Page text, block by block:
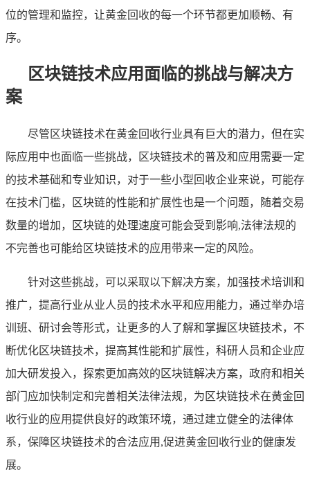
位的管理和监控，让黄金回收的每一个环节都更加顺畅、有
序。
区块链技术应用面临的挑战与解决方
案
尽管区块链技术在黄金回收行业具有巨大的潜力，但在实
际应用中也面临一些挑战，区块链技术的普及和应用需要一定
的技术基础和专业知识，对于一些小型回收企业来说，可能存
在技术门槛，区块链的性能和扩展性也是一个问题，随着交易
数量的增加，区块链的处理速度可能会受到影响,法律法规的
不完善也可能给区块链技术的应用带来一定的风险。
针对这些挑战，可以采取以下解决方案，加强技术培训和
推广，提高行业从业人员的技术水平和应用能力，通过举办培
训班、研讨会等形式，让更多的人了解和掌握区块链技术，不
断优化区块链技术，提高其性能和扩展性，科研人员和企业应
加大研发投入，探索更加高效的区块链解决方案，政府和相关
部门应加快制定和完善相关法律法规，为区块链技术在黄金回
收行业的应用提供良好的政策环境，通过建立健全的法律体
系，保障区块链技术的合法应用,促进黄金回收行业的健康发
展。